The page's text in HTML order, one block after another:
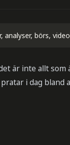
analyser, börs,
är inte allt
i dag bland